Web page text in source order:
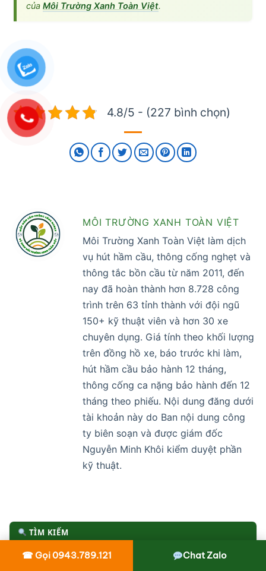
của Môi Trường Xanh Toàn Việt.
4.8/5 - (227 bình chọn)
MÔI TRƯỜNG XANH TOÀN VIỆT
Môi Trường Xanh Toàn Việt làm dịch
vụ hút hầm cầu, thông cống nghẹt và
thông tắc bồn cầu từ năm 2011, đến
nay đã hoàn thành hơn 8.728 công
trình trên 63 tỉnh thành với đội ngũ
150+ kỹ thuật viên và hơn 30 xe
chuyên dụng. Giá tính theo khối lượng
trên đồng hồ xe, báo trước khi làm,
hút hầm cầu bảo hành 12 tháng,
thông cống ca nặng bảo hành đến 12
tháng theo phiếu. Nội dung đăng dưới
tài khoản này do Ban nội dung công
ty biên soạn và được giám đốc
Nguyễn Minh Khôi kiểm duyệt phần
kỹ thuật.
TÌM KIẾM
☎ Gọi 0943.789.121 Chat Zalo